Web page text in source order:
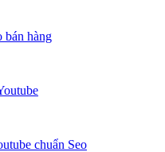
bán hàng
chuẩn Seo